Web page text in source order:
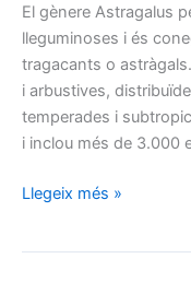
seves
tradicionals
virtuts
El gènere Astragalus
lleguminoses i és
tragacants o
i arbustives,
temperades i
i inclou més de 3.000
Astragalus:
Llegeix més »